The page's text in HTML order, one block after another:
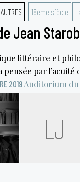
AUTRES 18ème siècle
Jean
littéraire et
pensée par l’acuité
2019 Auditorium du
LJ